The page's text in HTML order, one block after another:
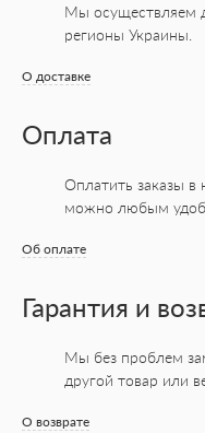
Мы осуществляем
регионы Украины.
О доставке
Оплата
Оплатить заказы в
можно любым
Об оплате
Гарантия и
Мы без проблем
другой товар или
О возврате